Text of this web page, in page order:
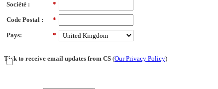
*
Société :
*
Code Postal :
*
Pays:
Tick to receive email updates from CS (Our Privacy Policy)